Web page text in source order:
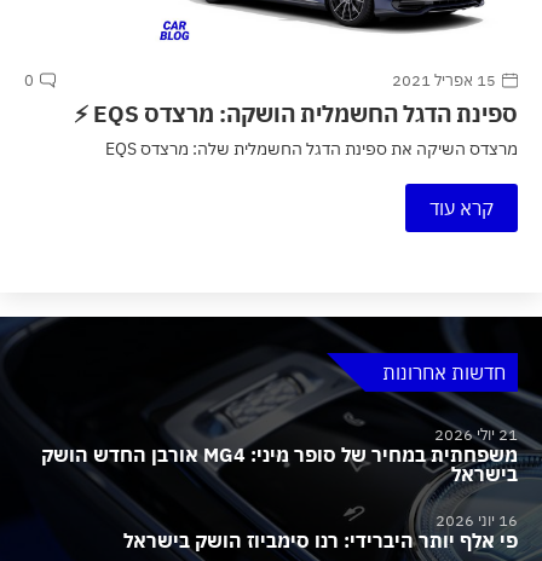
15 אפריל 2021 0
ספינת הדגל החשמלית הושקה: מרצדס EQS ⚡
מרצדס השיקה את ספינת הדגל החשמלית שלה: מרצדס EQS
קרא עוד
חדשות אחרונות
21 יולי 2026
משפחתית במחיר של סופר מיני: MG4 אורבן החדש הושק
בישראל
16 יוני 2026
פי אלף יותר היברידי: רנו סימביוז הושק בישראל